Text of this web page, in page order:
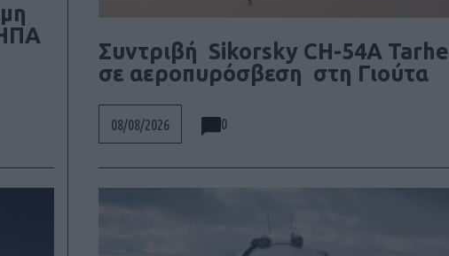
Συντριβή Sikorsky CH-54A Tarhe
σε αεροπυρόσβεση στη Γιούτα
08/08/2026 0